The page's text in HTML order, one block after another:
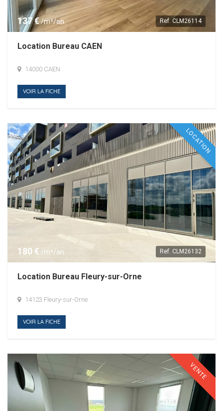
137 € /m²/an. Ref. CLM26114
Location Bureau CAEN
14000 CAEN
VOIR LA FICHE
LOCATION
180 € /m²/an. Ref. CLM26132
Location Bureau Fleury-sur-Orne
14123 Fleury-sur-Orne
VOIR LA FICHE
VENTE